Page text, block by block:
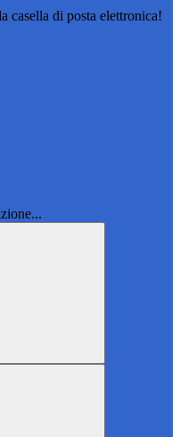
casella di posta elettronica!